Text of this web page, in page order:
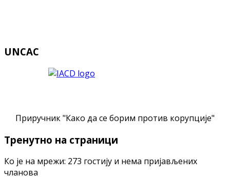
UNCAC
Приручник "Како да се борим против корупције"
Тренутно на страници
Ко је на мрежи: 273 гостију и нема пријављених
чланова